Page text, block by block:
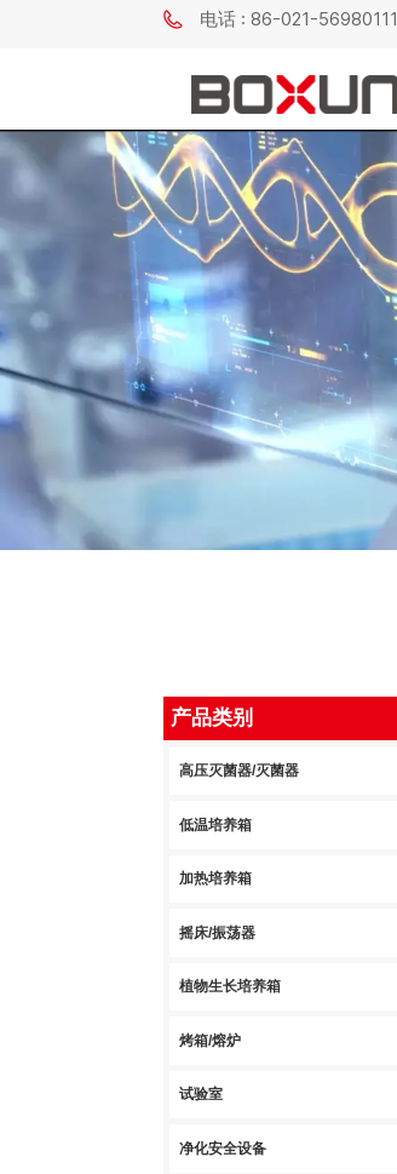
电话 : 86-021-56980111
产品类别
高压灭菌器/灭菌器
低温培养箱
加热培养箱
摇床/振荡器
植物生长培养箱
烤箱/熔炉
试验室
净化安全设备